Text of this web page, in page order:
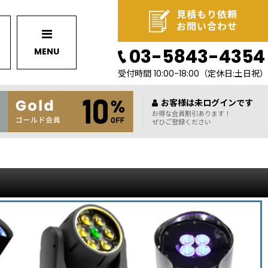
MENU
見積もり依頼
お問い合わせ
03-5843-4354
受付時間 10:00-18:00 （定休日:土日祝）
お客様は未ログインです
お得な会員割引あります！
ぜひご登録ください